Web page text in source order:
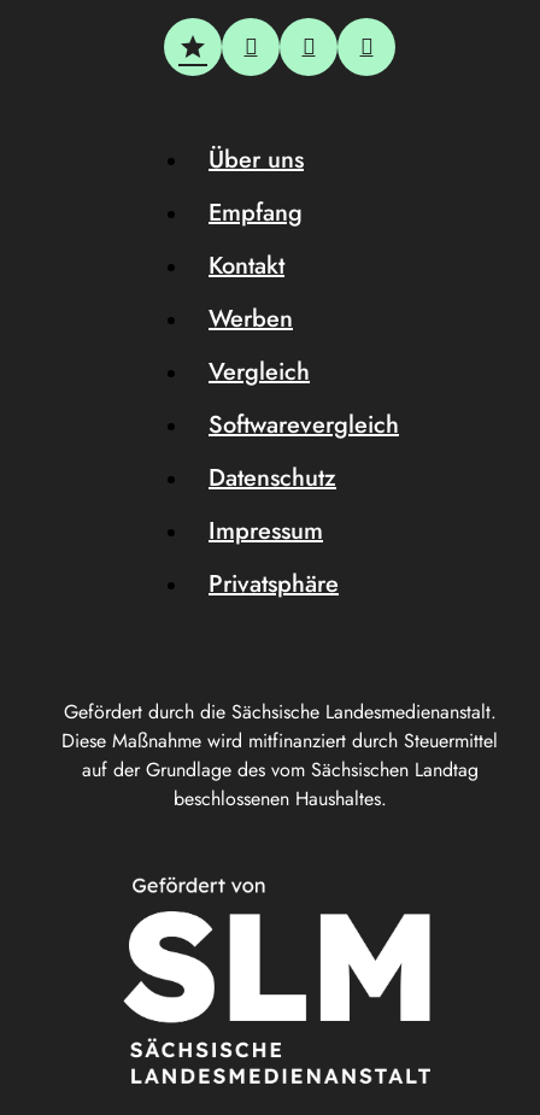
Gefördert durch die Sächsische Landesmedienanstalt.
Diese Maßnahme wird mitfinanziert durch Steuermittel
auf der Grundlage des vom Sächsischen Landtag
beschlossenen Haushaltes.
Über uns
Empfang
Kontakt
Werben
Vergleich
Softwarevergleich
Datenschutz
Impressum
Privatsphäre